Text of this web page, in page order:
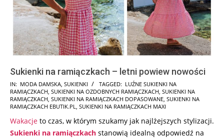
Sukienki na ramiączkach – letni powiew nowości
2022-
07-
18
IN: MODA DAMSKA SUKIENKI TAGGED: LUŹNE SUKIENKI NA
RAMIĄCZKACH SUKIENKI NA OZDOBNYCH RAMIĄCZKACH SUKIENKI NA
RAMIĄCZKACH SUKIENKI NA RAMIĄCZKACH DOPASOWANE SUKIENKI NA
RAMIĄCZKACH EBUTIK.PL
SUKIENKI NA RAMIĄCZKACH MAXI
Wakacje to czas, w którym szukamy jak najlżejszych stylizacji.
Sukienki na ramiączkach stanowią idealną odpowiedź na